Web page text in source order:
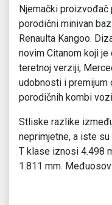
Njemački proizvođač
porodični minivan
Renaulta Kangoo.
novim Citanom koji
teretnoj verziji,
udobnosti i premijum
porodičnih kombi
Stliske razlike
neprimjetne, a iste
T klase iznosi 4.498
1.811 mm.